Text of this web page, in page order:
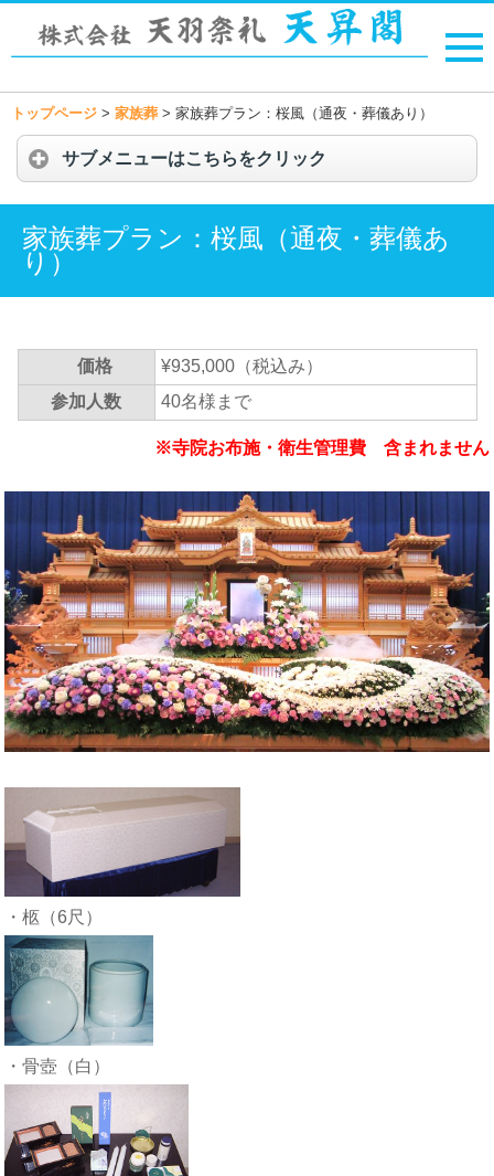
トップページ > 家族葬 > 家族葬プラン：桜風（通夜・葬儀あり）
サブメニューはこちらをクリック
家族葬プラン：桜風（通夜・葬儀あ
り）
価格
¥935,000（税込み）
参加人数
40名様まで
※寺院お布施・衛生管理費 含まれません
・柩（6尺）
・骨壺（白）